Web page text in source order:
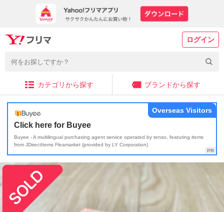
ログイン
カテゴリから探す ブランドから探す
Click here for Buyee
Buyee - A multilingual purchasing agent service operated by tenso, featuring items
from JDirectItems Fleamarket (provided by LY Corporation)
Overseas Visitors